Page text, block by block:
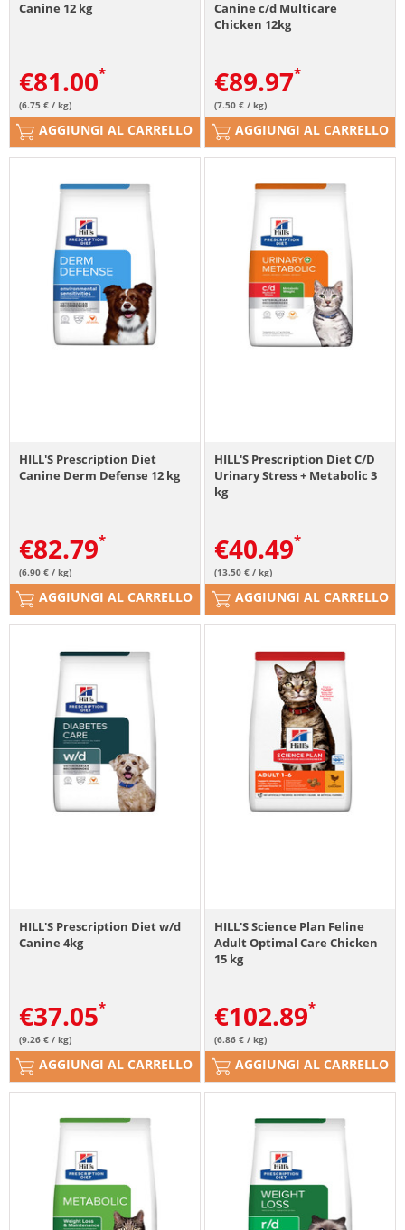
Canine 12 kg
€81.00
(6.75 € / kg)
AGGIUNGI AL CARRELLO
Canine c/d Multicare
Chicken 12kg
€89.97
(7.50 € / kg)
AGGIUNGI AL CARRELLO
HILL'S Prescription Diet
Canine Derm Defense 12 kg
€82.79
(6.90 € / kg)
AGGIUNGI AL CARRELLO
HILL'S Prescription Diet C/D
Urinary Stress + Metabolic 3
kg
€40.49
(13.50 € / kg)
AGGIUNGI AL CARRELLO
HILL'S Prescription Diet w/d
Canine 4kg
€37.05
(9.26 € / kg)
AGGIUNGI AL CARRELLO
HILL'S Science Plan Feline
Adult Optimal Care Chicken
15 kg
€102.89
(6.86 € / kg)
AGGIUNGI AL CARRELLO